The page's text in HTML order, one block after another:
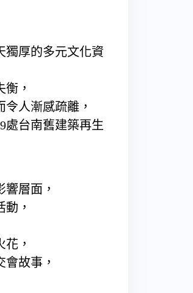
獨厚的多元文化資
，
人漸感疏離，
處台南舊建築再生
層面，
，
，
故事，